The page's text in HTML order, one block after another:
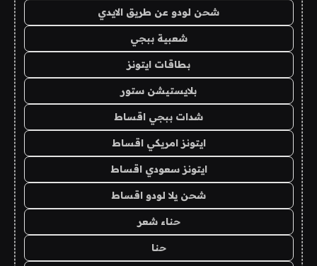
شحن لودو عن طريق الايدي
شعبية ببجي
بطاقات ايتونز
بلايستيشن ستور
شدات ببجي اقساط
ايتونز امريكي اقساط
ايتونز سعودي اقساط
شحن يلا لودو اقساط
حناء شعر
حنا